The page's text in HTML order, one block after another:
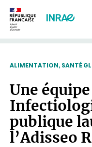
ALIMENTATION, SANTÉ
Une
publique
l’Adisseo